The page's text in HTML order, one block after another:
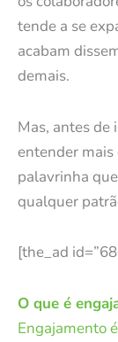
tende a se
acabam
demais.
Mas, antes de
entender mais
palavrinha
qualquer
[the_ad
O que é
Engajamento